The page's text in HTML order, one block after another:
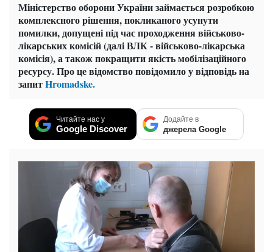
Міністерство оборони України займається розробкою
комплексного рішення, покликаного усунути
помилки, допущені під час проходження військово-
лікарських комісій (далі ВЛК - військово-лікарська
комісія), а також покращити якість мобілізаційного
ресурсу. Про це відомство повідомило у відповідь на
запитHromadske.
Читайте нас у
Google Discover
Додайте в
джерела Google